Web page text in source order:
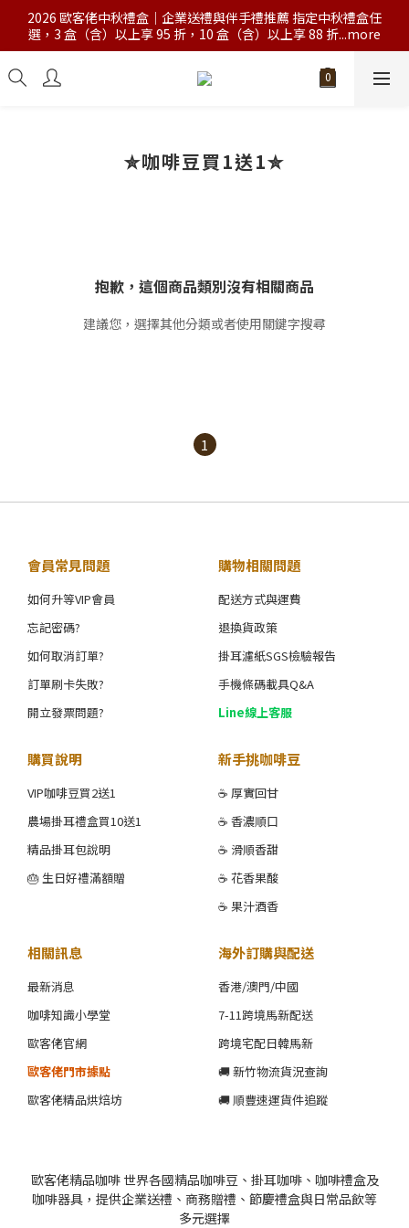
2026 歐客佬中秋禮盒｜企業送禮與伴手禮推薦 指定中秋禮盒任
選，3 盒（含）以上享 95 折，10 盒（含）以上享 88 折...more
✮咖啡豆買1送1✮
抱歉，這個商品類別沒有相關商品
建議您，選擇其他分類或者使用關鍵字搜尋
1
會員常見問題
如何升等VIP會員
忘記密碼?
如何取消訂單?
訂單刷卡失敗?
開立發票問題?
購物相關問題
配送方式與運費
退換貨政策
掛耳濾紙SGS檢驗報告
手機條碼載具Q&A
Line線上客服
購買說明
VIP咖啡豆買2送1
農場掛耳禮盒買10送1
精品掛耳包說明
🎂 生日好禮滿額贈
新手挑咖啡豆
☕ 厚實回甘
☕ 香濃順口
☕ 滑順香甜
☕ 花香果酸
☕ 果汁酒香
相關訊息
最新消息
咖啡知識小學堂
歐客佬官網
歐客佬門市據點
歐客佬精品烘焙坊
海外訂購與配送
香港/澳門/中國
7-11跨境馬新配送
跨境宅配日韓馬新
🚚 新竹物流貨況查詢
🚚 順豐速運貨件追蹤
歐客佬精品咖啡 世界各國精品咖啡豆、掛耳咖啡、咖啡禮盒及
咖啡器具，提供企業送禮、商務贈禮、節慶禮盒與日常品飲等
多元選擇